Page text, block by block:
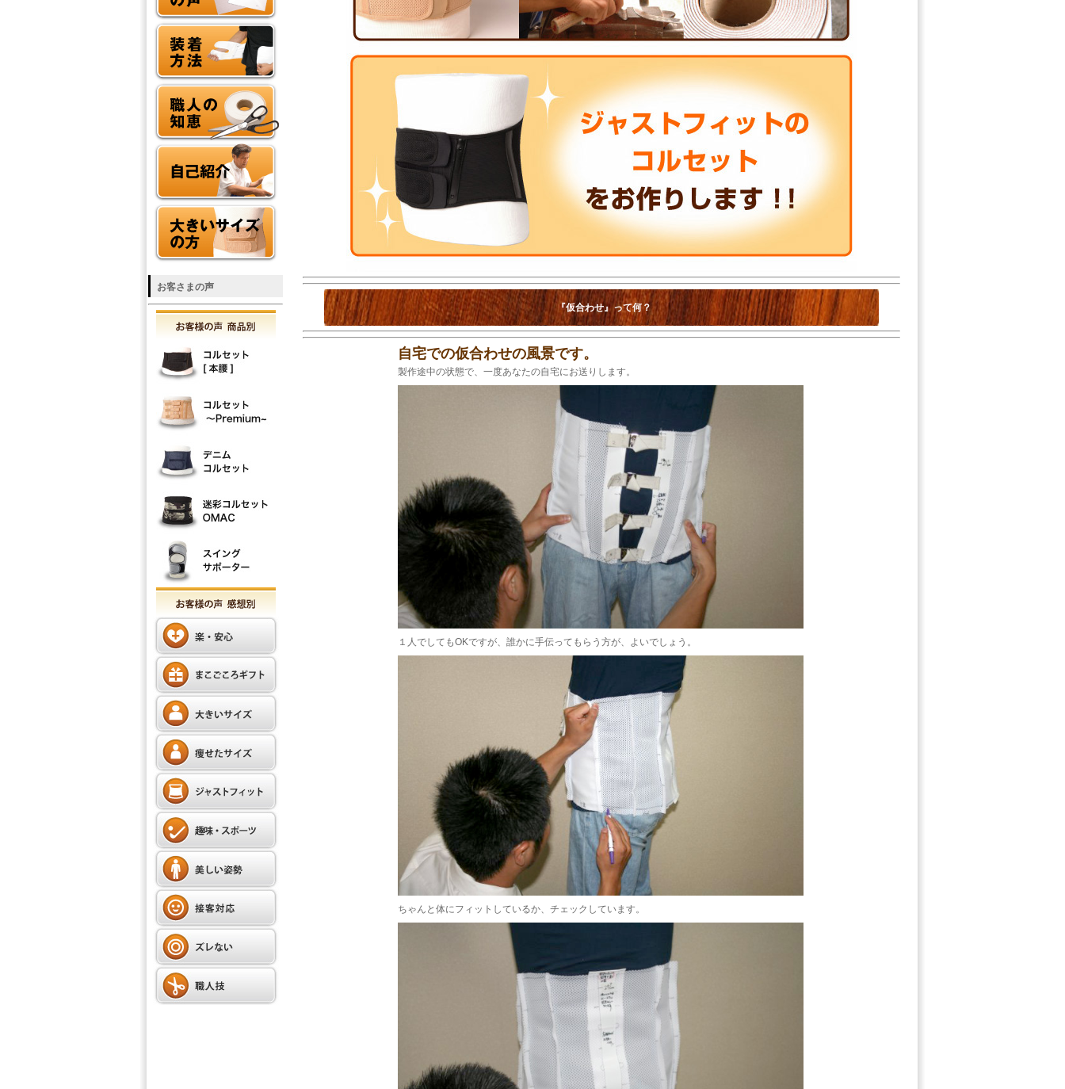
『仮合わせ』って何？
自宅での仮合わせの風景です。
製作途中の状態で、一度あなたの自宅にお送りします。
１人でしてもOKですが、誰かに手伝ってもらう方が、よいでしょう。
ちゃんと体にフィットしているか、チェックしています。
お客さまの声